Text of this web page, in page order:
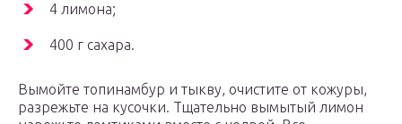
4 лимона;
400 г сахара.
Вымойте топинамбур и тыкву, очистите от кожуры,
разрежьте на кусочки. Тщательно вымытый лимон